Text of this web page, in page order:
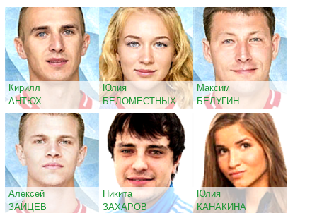
Кирилл
АНТЮХ
Юлия
БЕЛОМЕСТНЫХ
Максим
БЕЛУГИН
Алексей
ЗАЙЦЕВ
Никита
ЗАХАРОВ
Юлия
КАНАКИНА